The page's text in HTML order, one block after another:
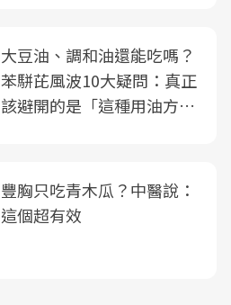
大豆油、調和油還能吃嗎？
苯駢芘風波10大疑問：真正
該避開的是「這種用油方
豐胸只吃青木瓜？中醫說：
這個超有效